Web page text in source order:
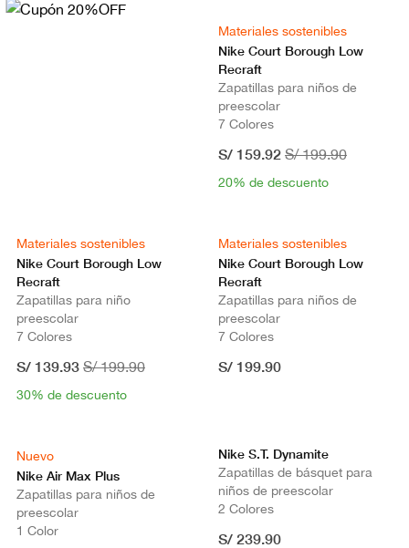
Materiales sostenibles
Nike Court Borough Low
Recraft
Zapatillas para niños de
preescolar
7 Colores
S/ 159.92 S/ 199.90
20% de descuento
Materiales sostenibles
Nike Court Borough Low
Recraft
Zapatillas para niño
preescolar
7 Colores
S/ 139.93 S/ 199.90
30% de descuento
Materiales sostenibles
Nike Court Borough Low
Recraft
Zapatillas para niños de
preescolar
7 Colores
S/ 199.90
Nuevo
Nike Air Max Plus
Zapatillas para niños de
preescolar
1 Color
Nike S.T. Dynamite
Zapatillas de básquet para
niños de preescolar
2 Colores
S/ 239.90